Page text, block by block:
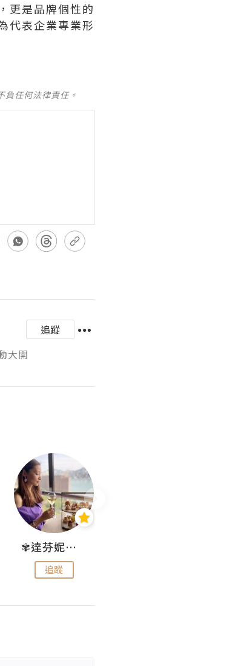
更是品牌個性的
代表企業專業形
任何法律責任。
追蹤
大開
✾達芬妮•愛孩子•愛生活✾
追蹤